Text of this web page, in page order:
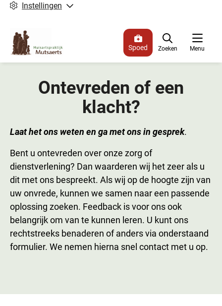
Instellingen
Menu
Spoed Zoeken
Ontevreden of een
klacht?
Laat het ons weten en ga met ons in gesprek.
Bent u ontevreden over onze zorg of
dienstverlening? Dan waarderen wij het zeer als u
dit met ons bespreekt. Als wij op de hoogte zijn van
uw onvrede, kunnen we samen naar een passende
oplossing zoeken. Feedback is voor ons ook
belangrijk om van te kunnen leren. U kunt ons
rechtstreeks benaderen of anders via onderstaand
formulier. We nemen hierna snel contact met u op.